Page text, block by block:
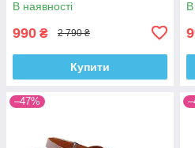
В наявності
990 ₴ 2 790 ₴
Купити
В
–47%